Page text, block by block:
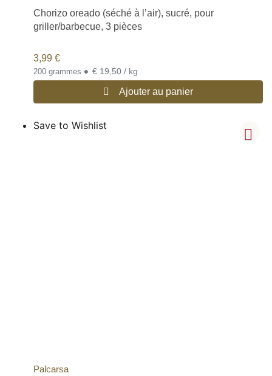
Chorizo oreado (séché à l’air), sucré, pour
griller/barbecue, 3 pièces
3,99 €
200 grammes • € 19,50 / kg
Ajouter au panier
Save to Wishlist
Palcarsa